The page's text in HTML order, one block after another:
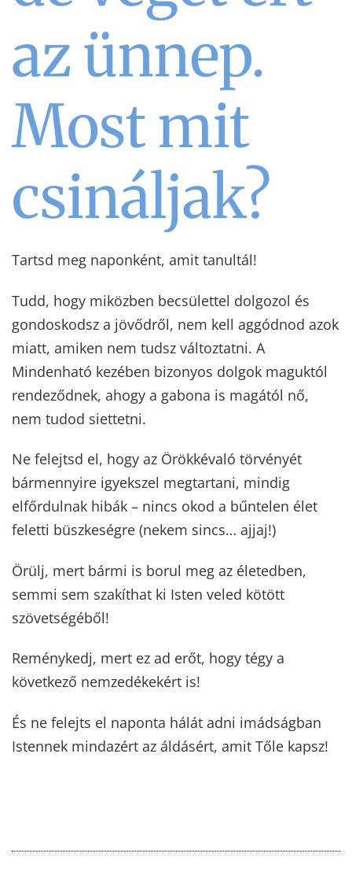
az ünnep.
Most mit
csináljak?
Tartsd meg naponként, amit tanultál!
Tudd, hogy miközben becsülettel dolgozol és
gondoskodsz a jövődről, nem kell aggódnod azok
miatt, amiken nem tudsz változtatni. A
Mindenható kezében bizonyos dolgok maguktól
rendeződnek, ahogy a gabona is magától nő,
nem tudod siettetni.
Ne felejtsd el, hogy az Örökkévaló törvényét
bármennyire igyekszel megtartani, mindig
elfőrdulnak hibák – nincs okod a bűntelen élet
feletti büszkeségre (nekem sincs… ajjaj!)
Örülj, mert bármi is borul meg az életedben,
semmi sem szakíthat ki Isten veled kötött
szövetségéből!
Reménykedj, mert ez ad erőt, hogy tégy a
következő nemzedékekért is!
És ne felejts el naponta hálát adni imádságban
Istennek mindazért az áldásért, amit Tőle kapsz!